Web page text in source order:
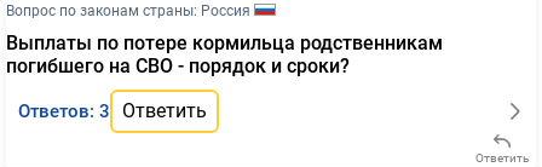
Вопрос по законам страны: Россия
Выплаты по потере кормильца родственникам
погибшего на СВО - порядок и сроки?
Ответов: 3 Ответить
Ответить